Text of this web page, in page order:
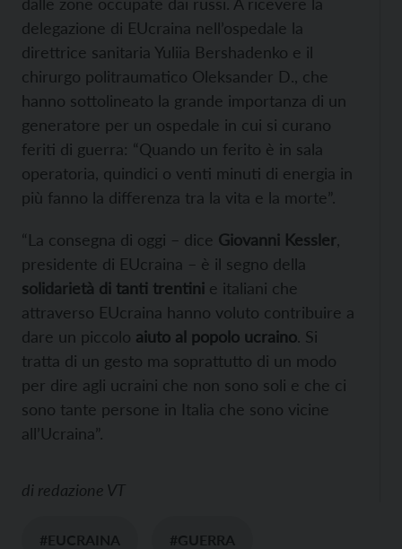
delegazione di EUcraina nell’ospedale la
direttrice sanitaria Yuliia Bershadenko e il
chirurgo politraumatico Oleksander D., che
hanno sottolineato la grande importanza di un
generatore per un ospedale in cui si curano
feriti di guerra: “Quando un ferito è in sala
operatoria, quindici o venti minuti di energia in
più fanno la differenza tra la vita e la morte”.
“La consegna di oggi – dice Giovanni Kessler
presidente di EUcraina – è il segno della
solidarietà di tanti trentini e italiani che
attraverso EUcraina hanno voluto contribuire a
dare un piccolo aiuto al popolo ucraino. Si
tratta di un gesto ma soprattutto di un modo
per dire agli ucraini che non sono soli e che ci
sono tante persone in Italia che sono vicine
all’Ucraina”.
di redazione VT
#EUCRAINA #GUERRA